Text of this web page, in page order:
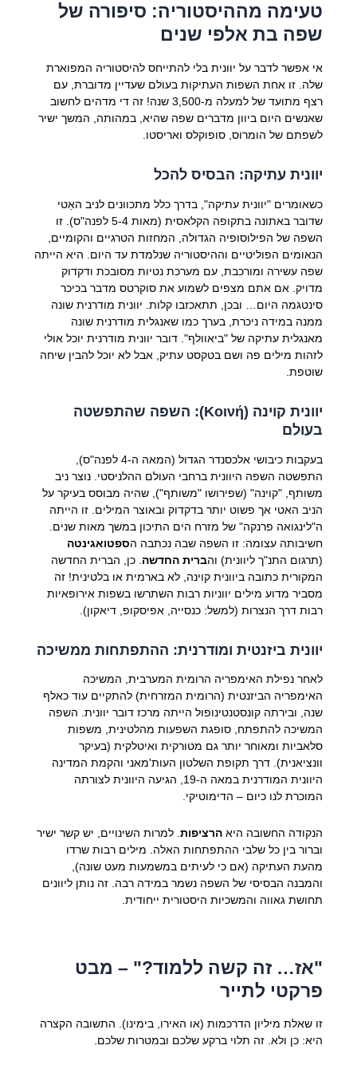
טעימה מההיסטוריה: סיפורה של
שפה בת אלפי שנים
אי אפשר לדבר על יוונית בלי להתייחס להיסטוריה המפוארת
שלה. זו אחת השפות העתיקות בעולם שעדיין מדוברת, עם
רצף מתועד של למעלה מ-3,500 שנה! זה די מדהים לחשוב
שאנשים היום ביוון מדברים שפה שהיא, במהותה, המשך ישיר
לשפתם של הומרוס, סופוקלס ואריסטו.
יוונית עתיקה: הבסיס להכל
כשאומרים "יוונית עתיקה", בדרך כלל מתכוונים לניב האַטי
שדובר באתונה בתקופה הקלאסית (מאות 5-4 לפנה"ס). זו
השפה של הפילוסופיה הגדולה, המחזות הטרגיים והקומיים,
הנאומים הפוליטיים וההיסטוריה שנלמדת עד היום. היא הייתה
שפה עשירה ומורכבת, עם מערכת נטיות מסובכת ודקדוק
מדויק. אם אתם מצפים לשמוע את סוקרטס מדבר בכיכר
סינטגמה היום… ובכן, תתאכזבו קלות. יוונית מודרנית שונה
ממנה במידה ניכרת, בערך כמו שאנגלית מודרנית שונה
מאנגלית עתיקה של "ביאוולף". דובר יוונית מודרנית יוכל אולי
לזהות מילים פה ושם בטקסט עתיק, אבל לא יוכל להבין שיחה
שוטפת.
יוונית קוינה (Κοινή): השפה שהתפשטה
בעולם
בעקבות כיבושי אלכסנדר הגדול (המאה ה-4 לפנה"ס),
התפשטה השפה היוונית ברחבי העולם ההלניסטי. נוצר ניב
משותף, "קוינה" (שפירושו "משותף"), שהיה מבוסס בעיקר על
הניב האטי אך פשוט יותר בדקדוק ובאוצר המילים. זו הייתה
ה"לינגואה פרנקה" של מזרח הים התיכון במשך מאות שנים.
חשיבותה עצומה: זו השפה שבה נכתבה הספטואגינטה
(תרגום התנ"ך ליוונית) והברית החדשה . כן, הברית החדשה
המקורית כתובה ביוונית קוינה, לא בארמית או בלטינית! זה
מסביר מדוע מילים יווניות רבות השתרשו בשפות אירופאיות
רבות דרך הנצרות (למשל: כנסייה, אפיסקופ, דיאקון).
יוונית ביזנטית ומודרנית: ההתפתחות ממשיכה
לאחר נפילת האימפריה הרומית המערבית, המשיכה
האימפריה הביזנטית (הרומית המזרחית) להתקיים עוד כאלף
שנה, ובירתה קונסטנטינופול הייתה מרכז דובר יוונית. השפה
המשיכה להתפתח, סופגת השפעות מהלטינית, משפות
סלאביות ומאוחר יותר גם מטורקית ואיטלקית (בעיקר
וונציאנית). דרך תקופת השלטון העות'מאני והקמת המדינה
היוונית המודרנית במאה ה-19, הגיעה היוונית לצורתה
המוכרת לנו כיום – הדימוטיקי.
הנקודה החשובה היא הרציפות. למרות השינויים, יש קשר ישיר
וברור בין כל שלבי ההתפתחות האלה. מילים רבות שרדו
מהעת העתיקה (אם כי לעיתים במשמעות מעט שונה),
והמבנה הבסיסי של השפה נשמר במידה רבה. זה נותן ליוונים
תחושת גאווה והמשכיות היסטורית ייחודית.
"אז… זה קשה ללמוד?" – מבט
פרקטי לתייר
זו שאלת מיליון הדרכמות (או האירו, בימינו). התשובה הקצרה
היא: כן ולא. זה תלוי ברקע שלכם ובמטרות שלכם.